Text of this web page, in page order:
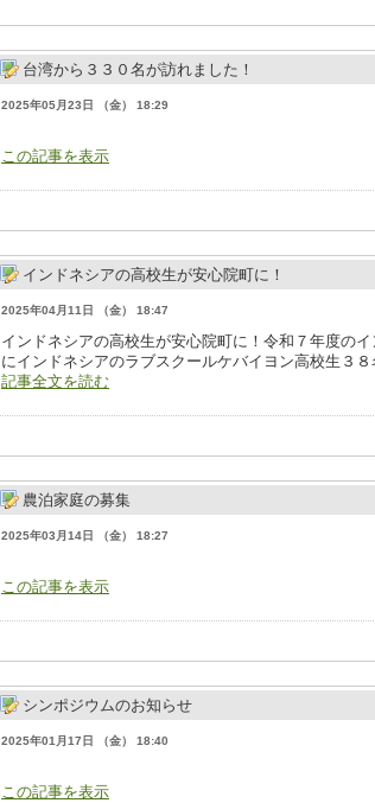
台湾から３３０名が訪れました！
2025年05月23日 （金） 18:29
この記事を表示
インドネシアの高校生が安心院町に！
2025年04月11日 （金） 18:47
インドネシアの高校生が安心院町に！令和７年度の
にインドネシアのラブスクールケバイヨン高校生３
記事全文を読む
農泊家庭の募集
2025年03月14日 （金） 18:27
この記事を表示
シンポジウムのお知らせ
2025年01月17日 （金） 18:40
この記事を表示